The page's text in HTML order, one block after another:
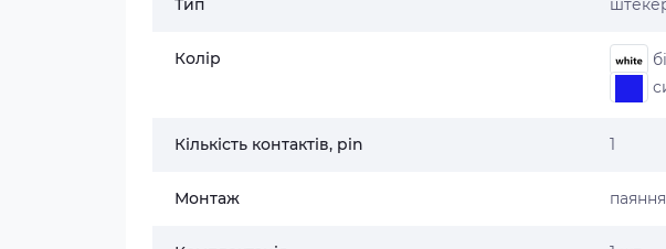
Тип
Колір
Кількість контактів, pin 1
Монтаж